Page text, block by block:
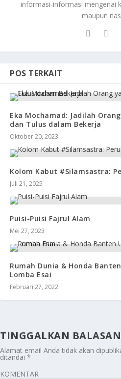
informasi-informasi mengenai
maupun
POS TERKAIT
Eka Mochamad: Jadilah
dan Tulus dalam Bekerja
Oktober 20, 2023
Kolom Kabut #Silamsastra:
Juli 21, 2025
Puisi-Puisi Fajrul Alam
Mei 27, 2023
Rumah Dunia & Honda
Lomba Esai
Februari 27, 2022
TINGGALKAN BALASAN
Alamat email Anda tidak akan
ditandai *
KOMENTAR